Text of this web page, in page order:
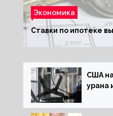
Экономика
Ставки по ипотеке
США
урана